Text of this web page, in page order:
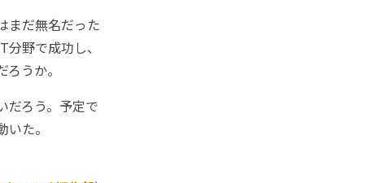
まだ無名だった
野で成功し、
うか。
だろう。予定で
た。